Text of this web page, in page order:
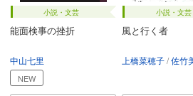
小説・文芸
能面検事の挫折
中山七里
NEW
小説・文芸
風と行く者
上橋菜穂子 佐竹